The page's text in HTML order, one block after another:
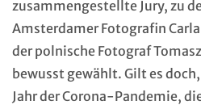
zusammengestellte Jury, zu
Amsterdamer Fotografin
der polnische Fotograf
bewusst gewählt. Gilt es
Jahr der Corona-Pandemie,